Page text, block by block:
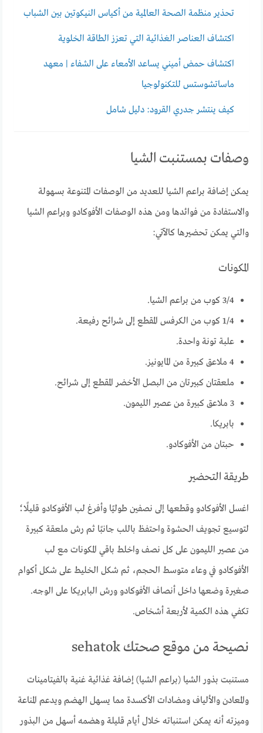
تحذير منظمة الصحة العالمية من أكياس النيكوتين بين الشباب
اكتشاف العناصر الغذائية التي تعزز الطاقة الخلوية
اكتشاف حمض أميني يساعد الأمعاء على الشفاء | معهد
ماساتشوستس للتكنولوجيا
كيف ينتشر جدري القرود: دليل شامل
وصفات بمستنبت الشيا
يمكن إضافة براعم الشيا للعديد من الوصفات المتنوعة بسهولة
والاستفادة من فوائدها ومن هذه الوصفات الأفوكادو وبراعم الشيا
والتي يمكن تحضيرها كالآتي:
المكونات
3/4 كوب من براعم الشيا.
1/4 كوب من الكرفس المقطع إلى شرائح رفيعة.
علبة تونة واحدة.
4 ملاعق كبيرة من المايونيز.
ملعقتان كبيرتان من البصل الأخضر المقطع إلى شرائح.
3 ملاعق كبيرة من عصير الليمون.
بابريكا.
حبتان من الأفوكادو.
طريقة التحضير
اغسل الأفوكادو وقطعها إلى نصفين طوليًا وأفرغ لب الأفوكادو قليلًا؛
لتوسيع تجويف الحشوة واحتفظ باللب جانبًا ثم رش ملعقة كبيرة
من عصير الليمون على كل نصف واخلط باقي المكونات مع لب
الأفوكادو في وعاء متوسط الحجم، ثم شكل الخليط على شكل أكوام
صغيرة وضعها داخل أنصاف الأفوكادو ورش البابريكا على الوجه.
تكفي هذه الكمية لأربعة أشخاص.
نصيحة من موقع صحتك sehatok
مستنبت بذور الشيا (براعم الشيا) إضافة غذائية غنية بالفيتامينات
والمعادن والألياف ومضادات الأكسدة مما يسهل الهضم ويدعم المناعة
وميزته أنه يمكن استنباته خلال أيام قليلة وهضمه أسهل من البذور